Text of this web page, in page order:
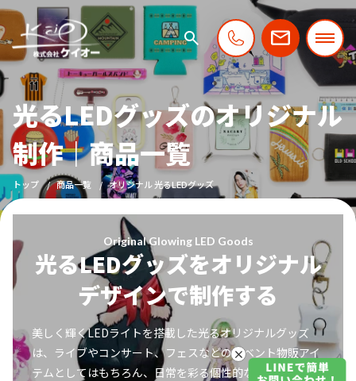
光るLEDグッズのオリジナル
制作｜商品一覧
トップ 商品一覧 オリジナル 光るLEDグッズ
Original Glowing LED Goods
光るLEDグッズをオリジナル
デザインで制作する
美しく輝くLEDライトを搭載した光るオリジナルグッズ
は、ライブやコンサート、フェスなどのイベント物販アイ
テムとしてはもちろん、日常を彩る個性的なオリジナルグ